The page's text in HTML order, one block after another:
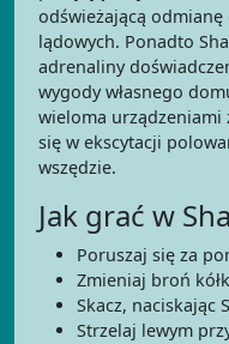
odświeżającą
lądowych. Ponadto
adrenaliny
wygody własnego
wieloma urządzeniami
się w ekscytacji
wszędzie.
Jak grać w
Poruszaj się za
Zmieniaj broń
Skacz, naciskając
Strzelaj lewym